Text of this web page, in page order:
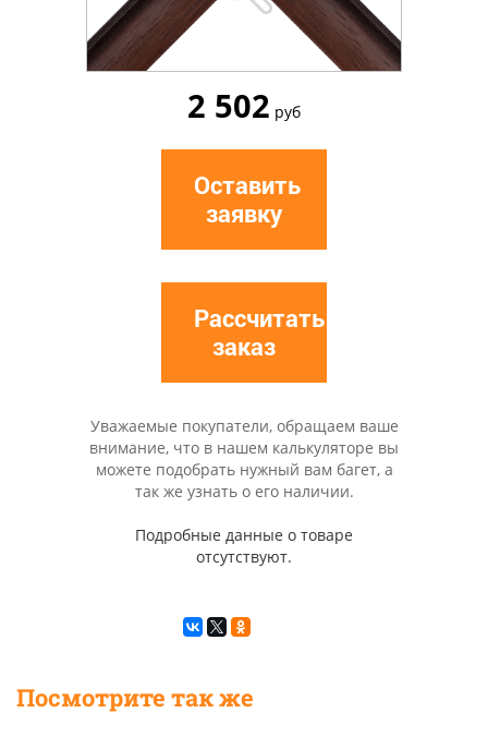
2 502 руб
Оставить
заявку
Рассчитать
заказ
Уважаемые покупатели, обращаем ваше
внимание, что в нашем калькуляторе вы
можете подобрать нужный вам багет, а
так же узнать о его наличии.
Подробные данные о товаре
отсутствуют.
Посмотрите так же